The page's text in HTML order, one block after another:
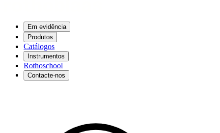
Em evidência
Produtos
Catálogos
Instrumentos
Rothoschool
Contacte-nos